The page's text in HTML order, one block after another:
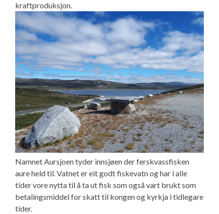
kraftproduksjon.
Namnet Aursjoen tyder innsjøen der ferskvassfisken
aure held til. Vatnet er eit godt fiskevatn og har i alle
tider vore nytta til å ta ut fisk som også vart brukt som
betalingsmiddel for skatt til kongen og kyrkja i tidlegare
tider.